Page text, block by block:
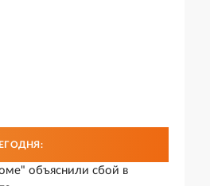
объяснили сбой в